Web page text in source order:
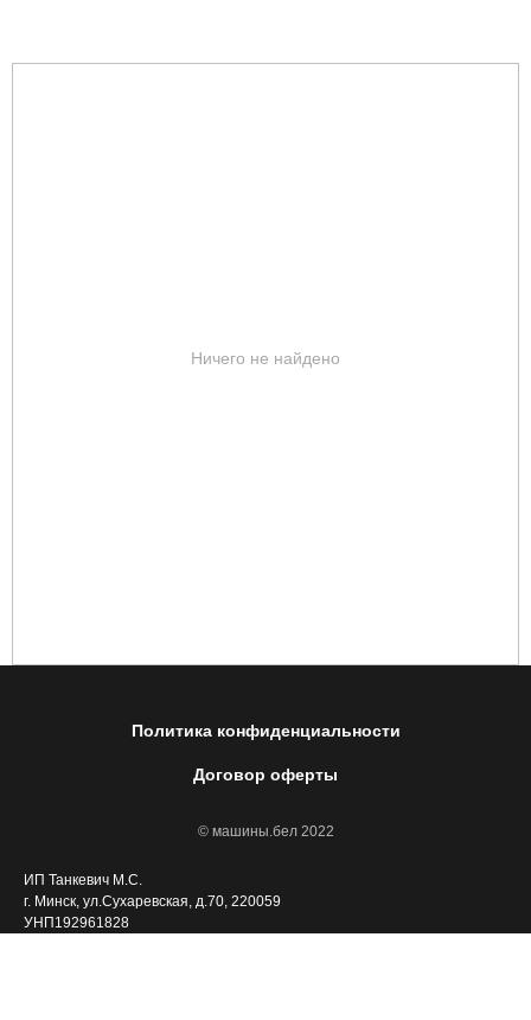
Ничего не найдено
Политика конфиденциальности
Договор оферты
© машины.бел 2022
ИП Танкевич М.С.
г. Минск, ул.Сухаревская, д.70, 220059
УНП192961828